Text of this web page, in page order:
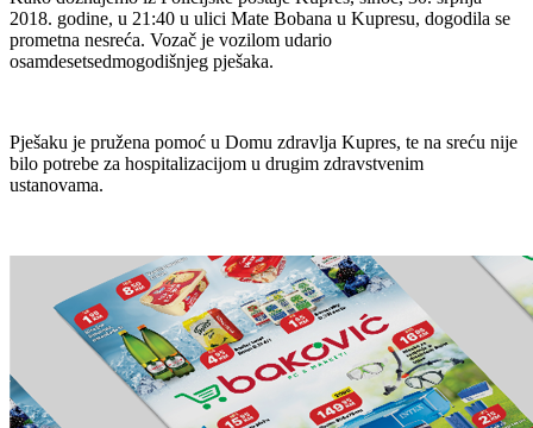
2018. godine, u 21:40 u ulici Mate Bobana u Kupresu, dogodila se
prometna nesreća. Vozač je vozilom udario
osamdesetsedmogodišnjeg pješaka.
Pješaku je pružena pomoć u Domu zdravlja Kupres, te na sreću nije
bilo potrebe za hospitalizacijom u drugim zdravstvenim
ustanovama.